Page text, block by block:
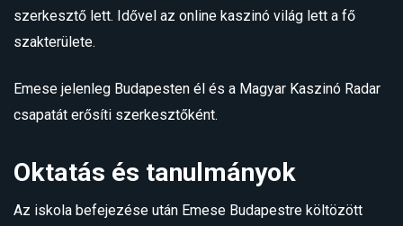
szerkesztő lett. Idővel az online kaszinó világ lett a fő
szakterülete.
Emese jelenleg Budapesten él és a Magyar Kaszinó Radar
csapatát erősíti szerkesztőként.
Oktatás és tanulmányok
Az iskola befejezése után Emese Budapestre költözött